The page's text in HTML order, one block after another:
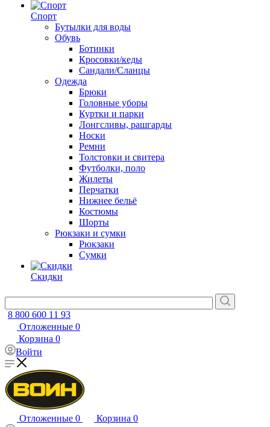
Спорт
Бутылки для воды
Обувь
Ботинки
Кросовки/кеды
Сандали/Сланцы
Одежда
Брюки
Головные уборы
Куртки и парки
Лонгсливы, рашгарды
Носки
Ремни
Толстовки и свитера
Футболки, поло
Жилеты
Перчатки
Нижнее бельё
Костюмы
Шорты
Рюкзаки и сумки
Рюкзаки
Сумки
Скидки
8 800 600 11 93
Отложенные 0
Корзина 0
Войти
Отложенные 0 Корзина 0